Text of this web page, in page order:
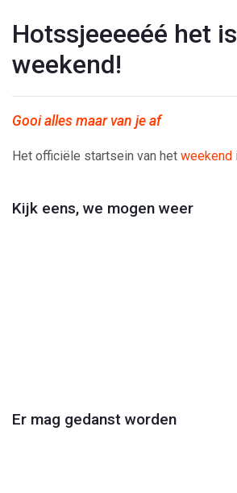
Hotssjeeeeéé het is
weekend!
Gooi alles maar van je af
Het officiële startsein van het weekend
Kijk eens, we mogen weer
Er mag gedanst worden